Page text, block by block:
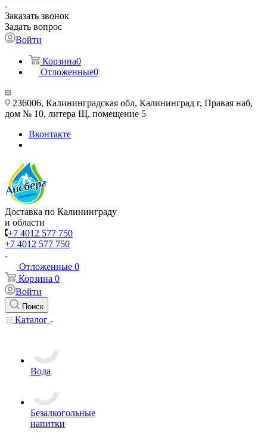
Заказать звонок
Задать вопрос
Войти
Корзина0
Отложенные0
236006, Калининградская обл, Калининград г, Правая наб,
дом № 10, литера Щ, помещение 5
Вконтакте
Доставка по Калининграду
и области
+7 4012 577 750
+7 4012 577 750
Отложенные 0
Корзина 0
Войти
Поиск
Каталог
Вода
Безалкогольные
напитки